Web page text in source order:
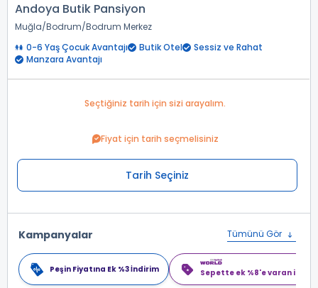
Andoya Butik Pansiyon
Muğla Bodrum Bodrum Merkez
0-6 Yaş Çocuk Avantajı
Butik Otel
Sessiz ve Rahat
Manzara Avantajı
Seçtiğiniz tarih için sizi arayalım.
Fiyat için tarih seçmelisiniz
Tarih Seçiniz
Kampanyalar Tümünü Gör
Peşin Fiyatına Ek %3 İndirim Sepette ek %8'e varan